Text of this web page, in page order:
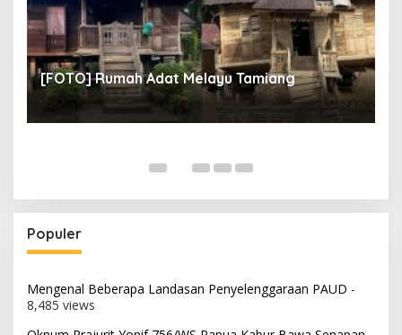
[FOTO] Rumah Adat Melayu Tamiang
Populer
Mengenal Beberapa Landasan Penyelenggaraan PAUD -
8,485 views